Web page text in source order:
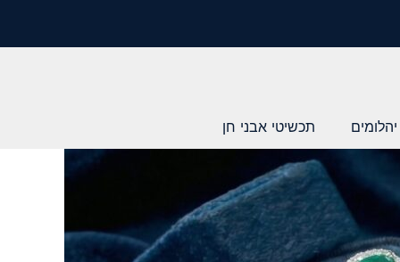
יהלומים תכשיטי אבני חן